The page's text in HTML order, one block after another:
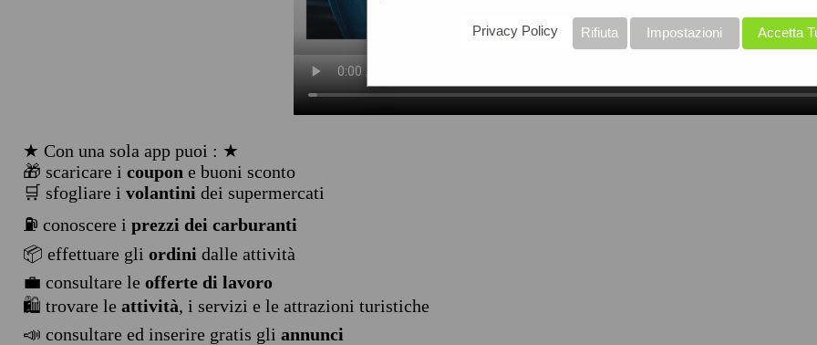
★ Con una sola app puoi : ★
🎁 scaricare i coupon e buoni sconto
🛒 sfogliare i volantini dei supermercati
⛽ conoscere i prezzi dei carburanti
📦 effettuare gli ordini dalle attività
💼 consultare le offerte di lavoro
🛍️ trovare le attività, i servizi e le attrazioni turistiche
📣 consultare ed inserire gratis gli annunci
Accetta
Impostazioni
Rifiuta
Privacy Policy